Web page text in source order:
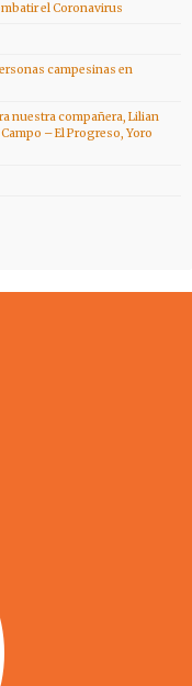
el Coronavirus
campesinas en
nuestra compañera, Lilian
– El Progreso, Yoro